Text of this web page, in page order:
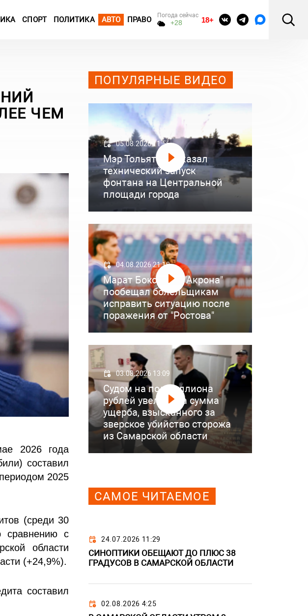
СПОРТ ПОЛИТИКА АВТО ПРАВО Погода сейчас
+28 18+
ЧЕМ
2026 года
составил
2025
(среди 30
сравнению с
области
(+24,9%).
составил
ПОПУЛЯРНЫЕ ВИДЕО
05.08.2026 11:56
Мэр Тольятти показал
технический запуск
фонтана на Центральной
площади города
04.08.2026 21:18
Марат Бокоев из "Акрона"
пообещал болельщикам
исправить ситуацию после
поражения от "Ростова"
03.08.2026 13:09
Судом на полмиллиона
рублей увеличена сумма
ущерба, взысканного за
зверское убийство сторожа
из Самарской области
САМОЕ ЧИТАЕМОЕ
24.07.2026 11:29
СИНОПТИКИ ОБЕЩАЮТ ДО ПЛЮС 38
ГРАДУСОВ В САМАРСКОЙ ОБЛАСТИ
02.08.2026 4:25